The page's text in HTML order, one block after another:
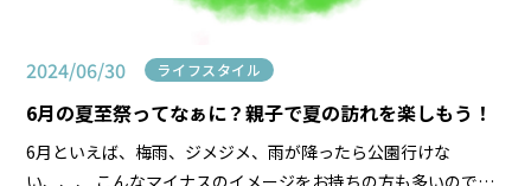
2024/06/30 ライフスタイル
6月の夏至祭ってなぁに？親子で夏の訪れを楽しもう！
6月といえば、梅雨、ジメジメ、雨が降ったら公園行けな